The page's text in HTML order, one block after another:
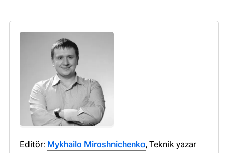
Editör: Mykhailo Miroshnichenko, Teknik yazar